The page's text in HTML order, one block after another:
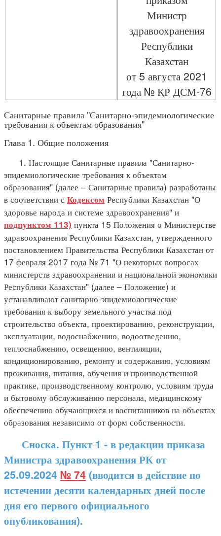
Министр
здравоохранения
Республики
Казахстан
от 5 августа 2021
года № ҚР ДСМ-76
Санитарные правила "Санитарно-эпидемиологические
требования к объектам образования"
Глава 1. Общие положения
1. Настоящие Санитарные правила "Санитарно-
эпидемиологические требования к объектам
образования" (далее – Санитарные правила) разработаны
в соответствии с Кодексом Республики Казахстан "О
здоровье народа и системе здравоохранения" и
подпунктом 113) пункта 15 Положения о Министерстве
здравоохранения Республики Казахстан, утвержденного
постановлением Правительства Республики Казахстан от
17 февраля 2017 года № 71 "О некоторых вопросах
министерств здравоохранения и национальной экономики
Республики Казахстан" (далее – Положение) и
устанавливают санитарно-эпидемиологические
требования к выбору земельного участка под
строительство объекта, проектированию, реконструкции,
эксплуатации, водоснабжению, водоотведению,
теплоснабжению, освещению, вентиляции,
кондиционированию, ремонту и содержанию, условиям
проживания, питания, обучения и производственной
практике, производственному контролю, условиям труда
и бытовому обслуживанию персонала, медицинскому
обеспечению обучающихся и воспитанников на объектах
образования независимо от форм собственности.
Сноска. Пункт 1 - в редакции приказа
Министра здравоохранения РК от
25.09.2024 № 74 (вводится в действие по
истечении десяти календарных дней после
дня его первого официального
опубликования).